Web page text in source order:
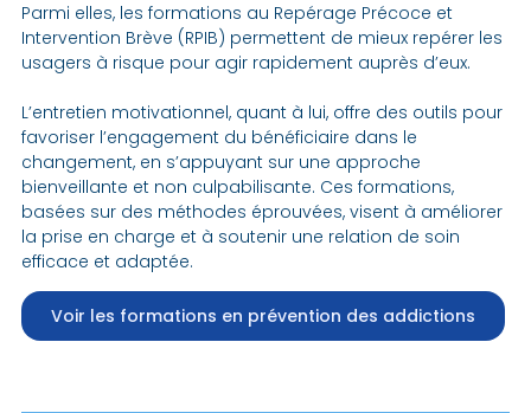
Parmi elles, les formations au Repérage Précoce et
Intervention Brève (RPIB) permettent de mieux repérer les
usagers à risque pour agir rapidement auprès d’eux.
L’entretien motivationnel, quant à lui, offre des outils pour
favoriser l’engagement du bénéficiaire dans le
changement, en s’appuyant sur une approche
bienveillante et non culpabilisante. Ces formations,
basées sur des méthodes éprouvées, visent à améliorer
la prise en charge et à soutenir une relation de soin
efficace et adaptée.
Voir les formations en prévention des addictions